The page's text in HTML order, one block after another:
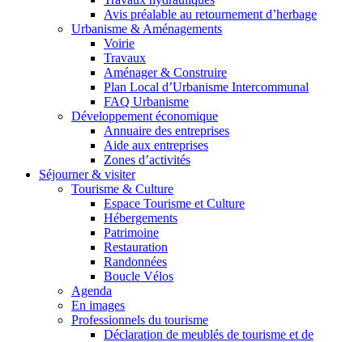
Avis préalable au retournement d’herbage
Urbanisme & Aménagements
Voirie
Travaux
Aménager & Construire
Plan Local d’Urbanisme Intercommunal
FAQ Urbanisme
Développement économique
Annuaire des entreprises
Aide aux entreprises
Zones d’activités
Séjourner & visiter
Tourisme & Culture
Espace Tourisme et Culture
Hébergements
Patrimoine
Restauration
Randonnées
Boucle Vélos
Agenda
En images
Professionnels du tourisme
Déclaration de meublés de tourisme et de